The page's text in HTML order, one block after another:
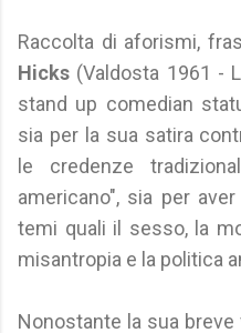
Raccolta di aforismi,
Hicks (Valdosta 1961 -
stand up comedian
sia per la sua satira
le credenze
americano", sia per
temi quali il sesso, la
misantropia e la politica
Nonostante la sua